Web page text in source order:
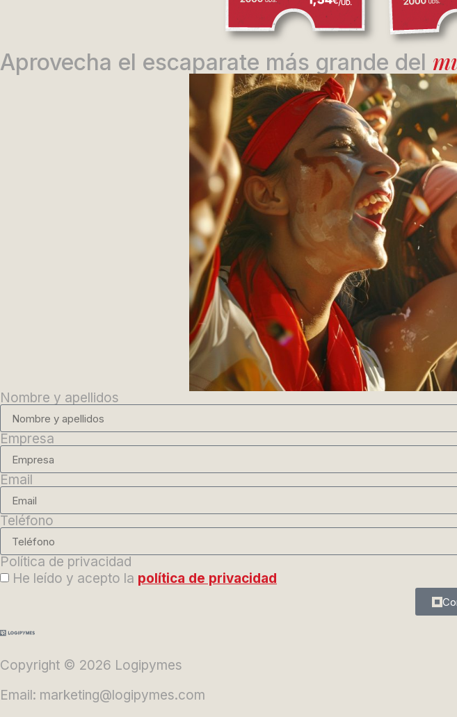
Aprovecha el escaparate más grande del
Nombre y apellidos
Empresa
Email
Teléfono
Política de privacidad
He leído y acepto la política de privacidad
Copyright © 2026 Logipymes
Email: marketing@logipymes.com